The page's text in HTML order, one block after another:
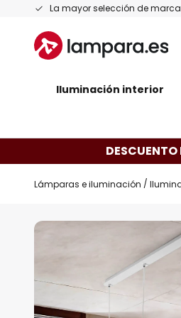
La mayor selección de
Ir
contenido
Iluminación interior
Lámparas e iluminación
Saltar
de
la